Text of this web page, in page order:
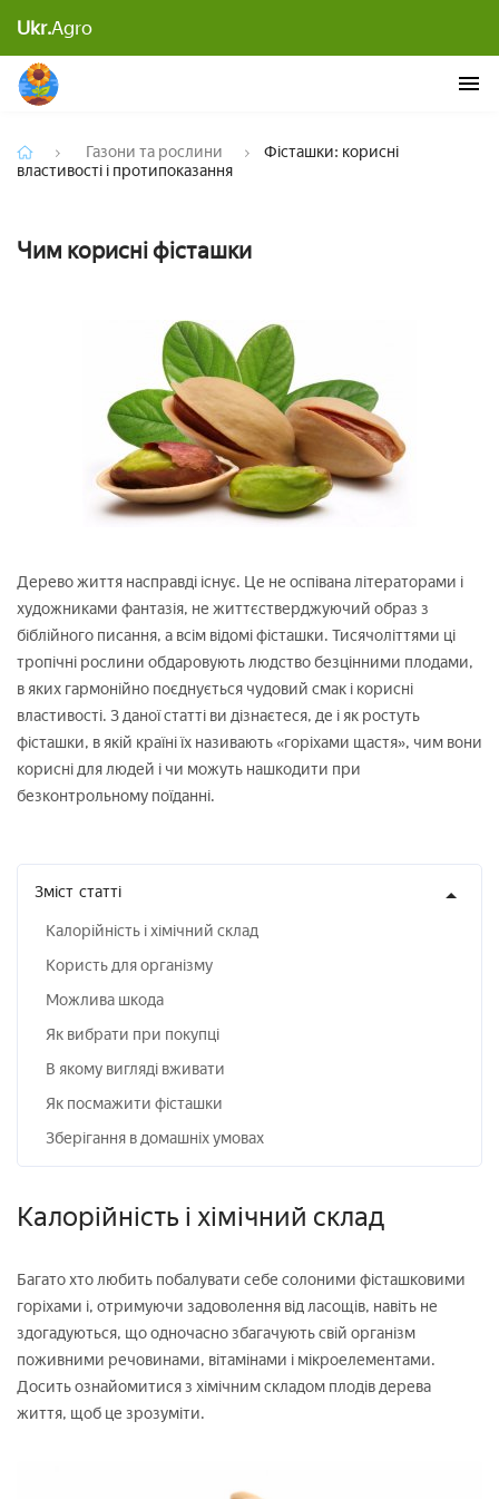
Ukr.AgroФісташки: корисні властивості і протипоказання
Газони та рослини
Фісташки: корисні
властивості і протипоказання
Чим корисні фісташки
Дерево життя насправді існує. Це не оспівана літераторами і
художниками фантазія, не життєстверджуючий образ з
біблійного писання, а всім відомі фісташки. Тисячоліттями ці
тропічні рослини обдаровують людство безцінними плодами,
в яких гармонійно поєднується чудовий смак і корисні
властивості. З даної статті ви дізнаєтеся, де і як ростуть
фісташки, в якій країні їх називають «горіхами щастя», чим вони
корисні для людей і чи можуть нашкодити при
безконтрольному поїданні.
Зміст статті
Калорійність і хімічний склад
Користь для організму
Можлива шкода
Як вибрати при покупці
В якому вигляді вживати
Як посмажити фісташки
Зберігання в домашніх умовах
Калорійність і хімічний склад
Багато хто любить побалувати себе солоними фісташковими
горіхами і, отримуючи задоволення від ласощів, навіть не
здогадуються, що одночасно збагачують свій організм
поживними речовинами, вітамінами і мікроелементами.
Досить ознайомитися з хімічним складом плодів дерева
життя, щоб це зрозуміти.